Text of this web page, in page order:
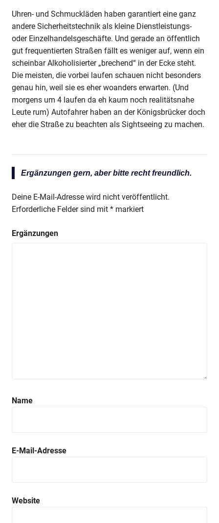
Uhren- und Schmuckläden haben garantiert eine ganz
andere Sicherheitstechnik als kleine Dienstleistungs-
oder Einzelhandelsgeschäfte. Und gerade an öffentlich
gut frequentierten Straßen fällt es weniger auf, wenn ein
scheinbar Alkoholisierter „brechend“ in der Ecke steht.
Die meisten, die vorbei laufen schauen nicht besonders
genau hin, weil sie es eher woanders erwarten. (Und
morgens um 4 laufen da eh kaum noch realitätsnahe
Leute rum) Autofahrer haben an der Königsbrücker doch
eher die Straße zu beachten als Sightseeing zu machen.
Ergänzungen gern, aber bitte recht freundlich.
Deine E-Mail-Adresse wird nicht veröffentlicht.
Erforderliche Felder sind mit * markiert
Ergänzungen
Name
E-Mail-Adresse
Website